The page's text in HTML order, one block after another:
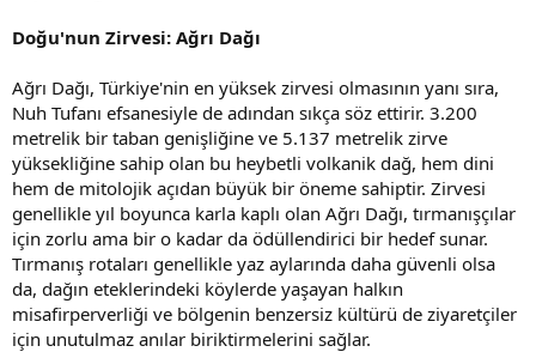
Doğu'nun Zirvesi: Ağrı Dağı
Ağrı Dağı, Türkiye'nin en yüksek zirvesi olmasının yanı sıra,
Nuh Tufanı efsanesiyle de adından sıkça söz ettirir. 3.200
metrelik bir taban genişliğine ve 5.137 metrelik zirve
yüksekliğine sahip olan bu heybetli volkanik dağ, hem dini
hem de mitolojik açıdan büyük bir öneme sahiptir. Zirvesi
genellikle yıl boyunca karla kaplı olan Ağrı Dağı, tırmanışçılar
için zorlu ama bir o kadar da ödüllendirici bir hedef sunar.
Tırmanış rotaları genellikle yaz aylarında daha güvenli olsa
da, dağın eteklerindeki köylerde yaşayan halkın
misafirperverliği ve bölgenin benzersiz kültürü de ziyaretçiler
için unutulmaz anılar biriktirmelerini sağlar.